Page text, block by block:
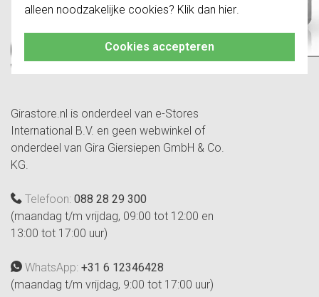
alleen noodzakelijke cookies? Klik dan hier
Cookies accepteren
Girastore.nl is onderdeel van e-Stores
International B.V. en geen webwinkel of
onderdeel van Gira Giersiepen GmbH & Co.
KG.
Telefoon: 088 28 29 300
(maandag t/m vrijdag, 09:00 tot 12:00 en
13:00 tot 17:00 uur)
WhatsApp: +31 6 12346428
(maandag t/m vrijdag, 9:00 tot 17:00 uur)
Klik hiervoor meer informatie, zodat je